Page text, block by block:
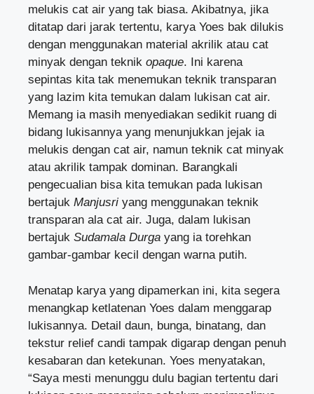
melukis cat air yang tak biasa. Akibatnya, jika
ditatap dari jarak tertentu, karya Yoes bak dilukis
dengan menggunakan material akrilik atau cat
minyak dengan teknik opaque. Ini karena
sepintas kita tak menemukan teknik transparan
yang lazim kita temukan dalam lukisan cat air.
Memang ia masih menyediakan sedikit ruang di
bidang lukisannya yang menunjukkan jejak ia
melukis dengan cat air, namun teknik cat minyak
atau akrilik tampak dominan. Barangkali
pengecualian bisa kita temukan pada lukisan
bertajuk Manjusri yang menggunakan teknik
transparan ala cat air. Juga, dalam lukisan
bertajuk Sudamala Durga yang ia torehkan
gambar-gambar kecil dengan warna putih.
Menatap karya yang dipamerkan ini, kita segera
menangkap ketlatenan Yoes dalam menggarap
lukisannya. Detail daun, bunga, binatang, dan
tekstur relief candi tampak digarap dengan penuh
kesabaran dan ketekunan. Yoes menyatakan,
“Saya mesti menunggu dulu bagian tertentu dari